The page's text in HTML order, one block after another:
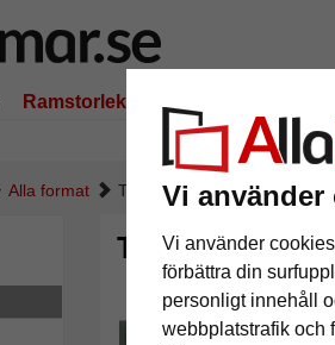
Vi
Vi använder
förbättra din
personligt innehåll
webbplatstrafik och
Ramstorlek
195 kr i
Alla format Träram- måttbeställd
Träram-